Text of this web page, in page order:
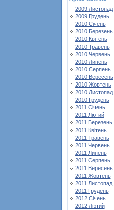
2009 Листопад
2009 Грудень
2010 Січень
2010 Березень
2010 Квітень
2010 Травень
2010 Червень
2010 Липень
2010 Серпень
2010 Вересень
2010 Жовтень
2010 Листопад
2010 Грудень
2011 Січень
2011 Лютий
2011 Березень
2011 Квітень
2011 Травень
2011 Червень
2011 Липень
2011 Серпень
2011 Вересень
2011 Жовтень
2011 Листопад
2011 Грудень
2012 Січень
2012 Лютий